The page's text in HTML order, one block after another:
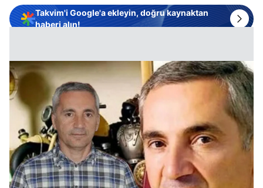
Takvim'i Google'a ekleyin, doğru kaynaktan
haberi alın!